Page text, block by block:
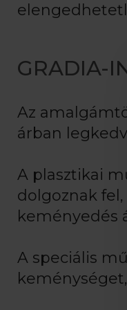
GRADIA-
Az
árban
A plasztikai
dolgoznak
keményedés
A speciális